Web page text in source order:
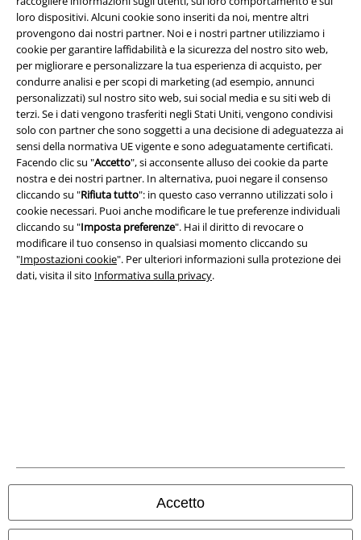
loro dispositivi. Alcuni cookie sono inseriti da noi, mentre altri
provengono dai nostri partner. Noi e i nostri partner utilizziamo i
cookie per garantire laffidabilità e la sicurezza del nostro sito web,
per migliorare e personalizzare la tua esperienza di acquisto, per
condurre analisi e per scopi di marketing (ad esempio, annunci
personalizzati) sul nostro sito web, sui social media e su siti web di
terzi. Se i dati vengono trasferiti negli Stati Uniti, vengono condivisi
solo con partner che sono soggetti a una decisione di adeguatezza ai
sensi della normativa UE vigente e sono adeguatamente certificati.
Facendo clic su "Accetto", si acconsente alluso dei cookie da parte
nostra e dei nostri partner. In alternativa, puoi negare il consenso
cliccando su "Rifiuta tutto": in questo caso verranno utilizzati solo i
cookie necessari. Puoi anche modificare le tue preferenze individuali
cliccando su "Imposta preferenze". Hai il diritto di revocare o
modificare il tuo consenso in qualsiasi momento cliccando su
"Impostazioni cookie". Per ulteriori informazioni sulla protezione dei
dati, visita il sito Informativa sulla privacy.
Accetto
Info legali
Termini & Condizioni
Redazione
Legge sulla Privacy
I prezzi sono IVA compresa. Spese ditrasporto escluse
© 1986-2026 EMP Mailorder Italia S.r.l.